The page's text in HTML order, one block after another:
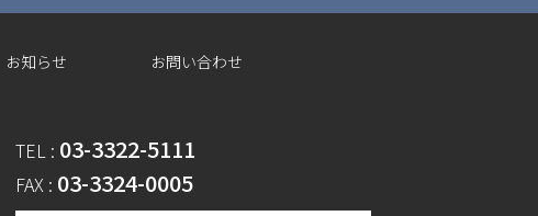
お知らせ お問い合わせ
TEL : 03-3322-5111
FAX : 03-3324-0005